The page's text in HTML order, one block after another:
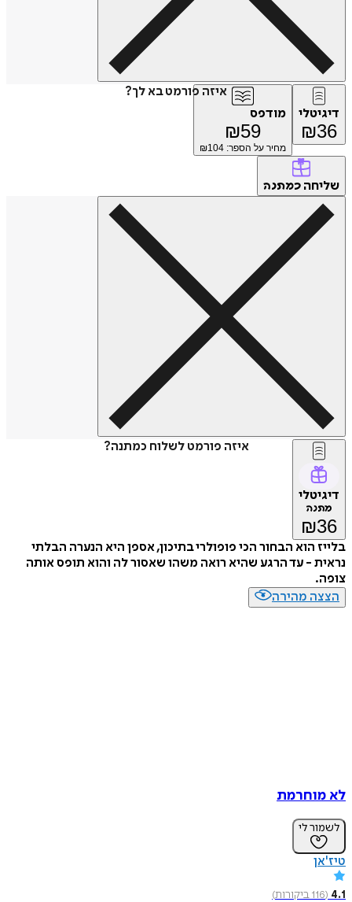
איזה פורמט בא לך?
דיגיטלי
₪36
מודפס
₪59
מחיר על הספר: ₪ 104
שליחה כמתנה
איזה פורמט לשלוח כמתנה?
דיגיטלי
מתנה
₪36
בלייז הוא הבחור הכי פופולרי בתיכון, אספן היא הנערה הבלתי
נראית - עד הרגע שהיא רואה משהו שאסור לה והוא תופס אותה
צופה.
הצצה מהירה
לא מוחרמת
לשמור לי
טיז'אן
4.1
(
116ביקורות)